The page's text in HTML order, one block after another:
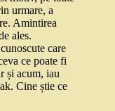
urmare, a
Amintirea
ales.
care
ce poate fi
și acum, iau
Cine știe ce